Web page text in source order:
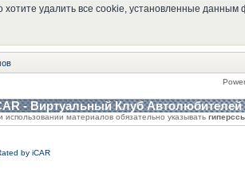
хотите удалить все cookie, установленные
- Виртуальный Клуб Автолюбителей
использовании материалов обязательно указывать